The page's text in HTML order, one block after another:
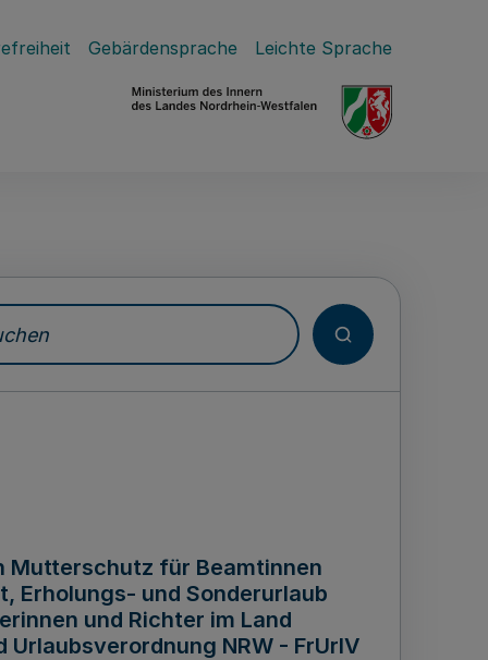
Gebärdensprache Leichte Sprache
Mutterschutz für Beamtinnen
Erholungs- und Sonderurlaub
und Richter im Land
NRW - FrUrlV